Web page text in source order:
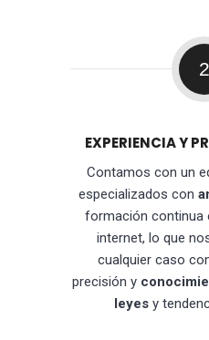
2
EXPERIENCIA Y
Contamos con un
especializados con
formación continua
internet, lo que
cualquier caso
precisión y
leyes y